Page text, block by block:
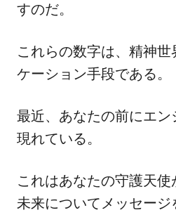
すのだ。
これらの数字は、精神
ケーション手段である。
最近、あなたの前にエン
現れている。
これはあなたの守護天使
未来についてメッセー